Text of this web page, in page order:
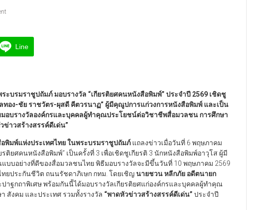
Line
ะบรมราชูปถัมภ์ มอบรางวัล “เกียรติยศคนหนังสือพิมพ์” ประจำปี 2569 เชิดชู
ทอง-ชัย ราชวัตร-ผุสดี คีตวรนาฏ” ผู้มีคุณูปการแก่วงการหนังสือพิมพ์ และเป็น
อบรางวัลองค์กรและบุคคลผู้ทำคุณประโยชน์ต่อวิชาชีพสื่อมวลชน การศึกษา
ข่าวสร้างสรรค์ดีเด่น”
พิมพ์แห่งประเทศไทย ในพระบรมราชูปถัมภ์ แถลงข่าวเมื่อวันที่ 6 พฤษภาคม
ติยศคนหนังสือพิมพ์” เป็นครั้งที่ 3 เพื่อเชิดชูเกียรติ 3 นักหนังสือพิมพ์อาวุโส ผู้มี
บบอย่างที่ดีของสื่อมวลชนไทย พิธีมอบรางวัลจะมีขึ้นวันที่ 10 พฤษภาคม 2569
ทยประกันชีวิต ถนนรัชดาภิเษก กทม. โดยเชิญ นายชวน หลีกภัย อดีตนายก
าฐกถาพิเศษ พร้อมกันนี้ได้มอบรางวัลเกียรติยศแก่องค์กรและบุคคลผู้ทำคุณ
งคม และประเทศ รวมทั้งรางวัล “พาดหัวข่าวสร้างสรรค์ดีเด่น” ประจำปี